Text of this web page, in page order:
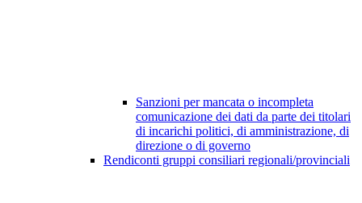
Sanzioni per mancata o incompleta
comunicazione dei dati da parte dei titolari
di incarichi politici, di amministrazione, di
direzione o di governo
Rendiconti gruppi consiliari regionali/provinciali